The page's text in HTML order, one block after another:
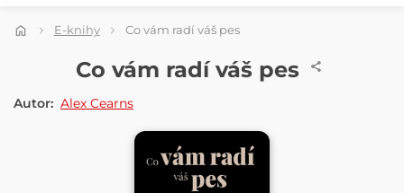
Kategorie
E-knihy Co vám radí váš pes
Co vám radí váš pes
Autor: Alex Cearns